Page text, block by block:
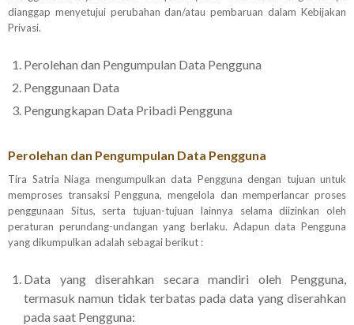
dianggap menyetujui perubahan dan/atau pembaruan dalam Kebijakan
Privasi.
Perolehan dan Pengumpulan Data Pengguna
Penggunaan Data
Pengungkapan Data Pribadi Pengguna
Perolehan dan Pengumpulan Data Pengguna
Tira Satria Niaga mengumpulkan data Pengguna dengan tujuan untuk
memproses transaksi Pengguna, mengelola dan memperlancar proses
penggunaan Situs, serta tujuan-tujuan lainnya selama diizinkan oleh
peraturan perundang-undangan yang berlaku. Adapun data Pengguna
yang dikumpulkan adalah sebagai berikut :
Data yang diserahkan secara mandiri oleh Pengguna,
termasuk namun tidak terbatas pada data yang diserahkan
pada saat Pengguna: